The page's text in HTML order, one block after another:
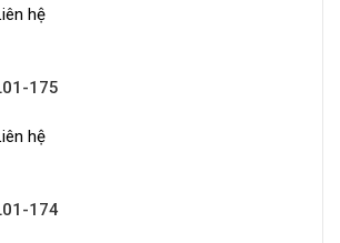
hệ
175
hệ
174